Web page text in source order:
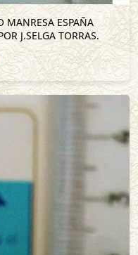
MANRESA ESPAÑA
J.SELGA TORRAS.